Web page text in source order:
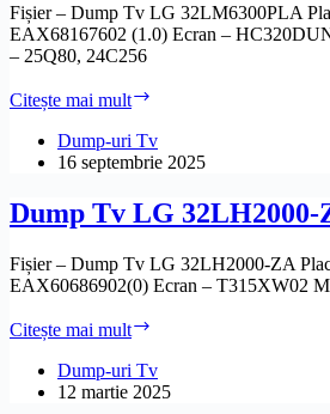
Fișier – Dump Tv LG 32LM6300PLA
EAX68167602 (1.0) Ecran –
– 25Q80, 24C256
Citește mai mult
LG
32LM6300PLA
Dump-uri Tv
16 septembrie 2025
Dump Tv LG 32LH2000-
Fișier – Dump Tv LG 32LH2000-ZA
EAX60686902(0) Ecran – T315XW02
Citește mai mult
LG
32LH2000-
Dump-uri Tv
12 martie 2025